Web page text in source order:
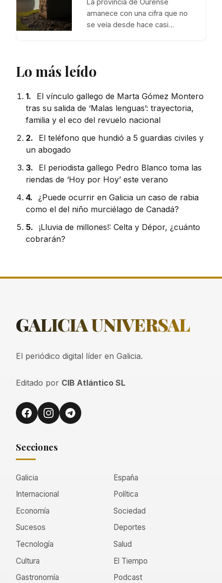
amanece con una cifra que no
se veía desde hace casi…
Lo más leído
1.
El vínculo gallego de Marta Gómez Montero
tras su salida de ‘Malas lenguas’: trayectoria,
familia y el eco del revuelo nacional
2.
El teléfono que hundió a 5 guardias civiles y
un abogado
3.
El periodista gallego Pedro Blanco toma las
riendas de ‘Hoy por Hoy’ este verano
4.
¿Puede ocurrir en Galicia un caso de rabia
como el del niño murciélago de Canadá?
5.
¡Lluvia de millones!: Celta y Dépor, ¿cuánto
cobrarán?
GALICIAUNIVERSAL
El periódico digital líder en Galicia.
Editado por CIB Atlántico SL
Secciones
Galicia
España
Internacional
Política
Economía
Sociedad
Sucesos
Deportes
Tecnología
Salud
Cultura
El Tiempo
Gastronomía
Podcast